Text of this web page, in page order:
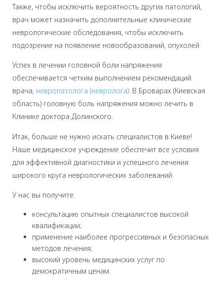
Также, чтобы исключить вероятность других патологий,
врач может назначить дополнительные клинические
неврологические обследования, чтобы исключить
подозрение на появление новообразований, опухолей.
Успех в лечении головной боли напряжения
обеспечивается четким выполнением рекомендаций
врача, невропатолога (невролога): В Броварах (Киевская
область) головную боль напряжения можно лечить в
Клинике доктора Долинского.
Итак, больше не нужно искать специалистов в Киеве!
Наше медицинское учреждение обеспечит все условия
для эффективной диагностики и успешного лечения
широкого круга неврологических заболеваний.
У нас вы получите:
консультацию опытных специалистов высокой
квалификации;
применение наиболее прогрессивных и безопасных
методов лечения;
высокий уровень медицинских услуг по
демократичным ценам.